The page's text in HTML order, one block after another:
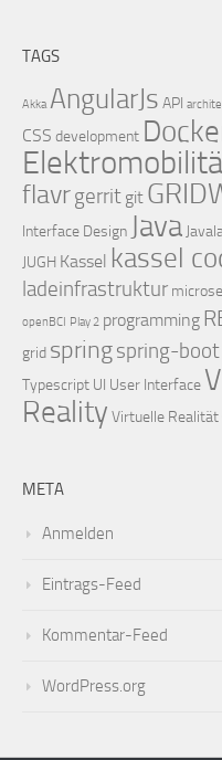
TAGS
Akka AngularJs API
CSS development
flavrgerrit git
Interface Design Java
JUGH Kassel kassel
ladeinfrastruktur
openBCI Play 2 programming
grid springspring-boot
Typescript UI User Interface
Reality Virtuelle Realität
META
Anmelden
Eintrags-Feed
Kommentar-Feed
WordPress.org